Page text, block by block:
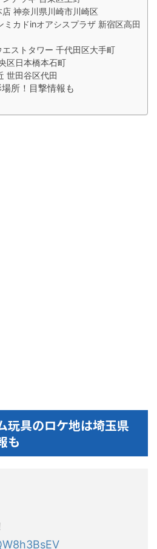
神奈川県川崎市川崎区
ミカドinオアシスプラザ 新宿区高田
ストタワー 千代田区大手町
区日本橋本石町
世田谷区代田
所！目撃情報も
玩具のロケ地は埼玉県
も